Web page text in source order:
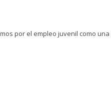
por el empleo juvenil como